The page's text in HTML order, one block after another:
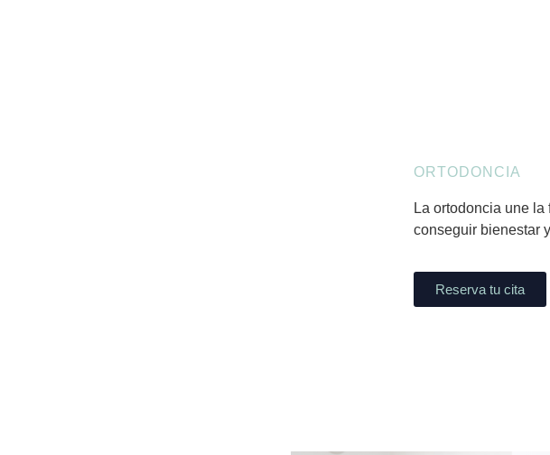
ORTODONCIA
La ortodoncia une
conseguir bienestar y
Reserva tu cita